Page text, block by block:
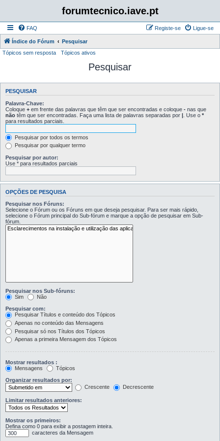
forumtecnico.iave.pt
FAQ Ligue-se
Registe-se
Índice do Fórum
Pesquisar
Tópicos sem resposta
Tópicos ativos
Pesquisar
PESQUISAR
Palavra-Chave:
Coloque + em frente das palavras que têm que ser encontradas e coloque - nas que
não têm que ser encontradas. Faça uma lista de palavras separadas por | . Use o *
para resultados parciais.
Pesquisar por todos os termos
Pesquisar por qualquer termo
Pesquisar por autor:
Use * para resultados parciais
OPÇÕES DE PESQUISA
Pesquisar nos Fóruns:
Selecione o Fórum ou os Fóruns em que deseja pesquisar. Para ser mais rápido,
selecione o Fórum principal do Sub-fórum e marque a opção de pesquisar em Sub-
fórum.
Pesquisar nos Sub-fóruns:
Sim
Não
Pesquisar com:
Pesquisar Títulos e conteúdo dos Tópicos
Apenas no conteúdo das Mensagens
Pesquisar só nos Títulos dos Tópicos
Apenas a primeira Mensagem dos Tópicos
Mostrar resultados :
Mensagens
Tópicos
Organizar resultados por:
Crescente
Decrescente
Limitar resultados anteriores:
Mostrar os primeiros:
Defina como 0 para exibir a postagem inteira.
caracteres da Mensagem